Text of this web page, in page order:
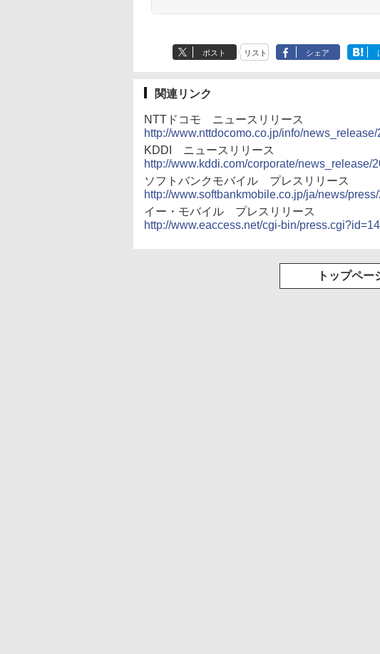
ポスト リスト シェア
関連リンク
NTTドコモ ニュースリリース
http://www.nttdocomo.co.jp/info/
KDDI ニュースリリース
http://www.kddi.com/corporate/news_release/
ソフトバンクモバイル プレスリリース
http://www.softbankmobile.co.jp/ja/news/
イー・モバイル プレスリリース
http://www.eaccess.net/cgi-bin/
トップペー